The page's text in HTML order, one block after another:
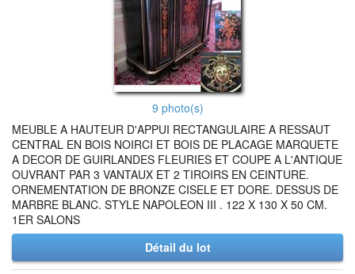
9 photo(s)
MEUBLE A HAUTEUR D'APPUI RECTANGULAIRE A RESSAUT
CENTRAL EN BOIS NOIRCI ET BOIS DE PLACAGE MARQUETE
A DECOR DE GUIRLANDES FLEURIES ET COUPE A L'ANTIQUE
OUVRANT PAR 3 VANTAUX ET 2 TIROIRS EN CEINTURE.
ORNEMENTATION DE BRONZE CISELE ET DORE. DESSUS DE
MARBRE BLANC. STYLE NAPOLEON III . 122 X 130 X 50 CM.
1ER SALONS
Détail du lot